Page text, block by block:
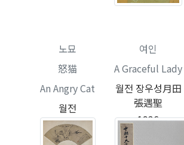
노묘
怒猫
An Angry Cat
월전
장우성月田
張遇聖
여인
A Graceful Lady
월전 장우성月田
張遇聖
1936